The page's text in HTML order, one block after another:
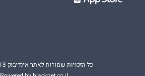
כל הזכויות שמורות לאתר אינדיבוק 2013- 2026